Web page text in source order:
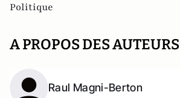
Politique
A PROPOS DES AUTEURS
Raul Magni-Berton